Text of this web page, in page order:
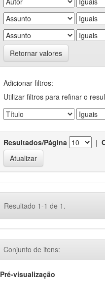
Retornar valores
Adicionar filtros:
Utilizar filtros para refinar o
Resultados/Página |
Resultado 1-1 de 1.
Conjunto de itens:
Pré-visualização